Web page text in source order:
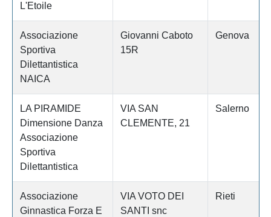
L'Etoile
Associazione
Sportiva
Dilettantistica
NAICA
Giovanni Caboto
15R
Genova
LA PIRAMIDE
Dimensione Danza
Associazione
Sportiva
Dilettantistica
VIA SAN
CLEMENTE, 21
Salerno
Associazione
Ginnastica Forza E
VIA VOTO DEI
SANTI snc
Rieti